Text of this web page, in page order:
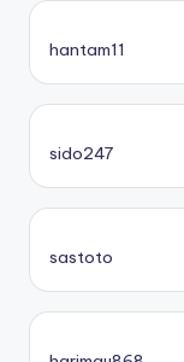
hantam11
sido247
sastoto